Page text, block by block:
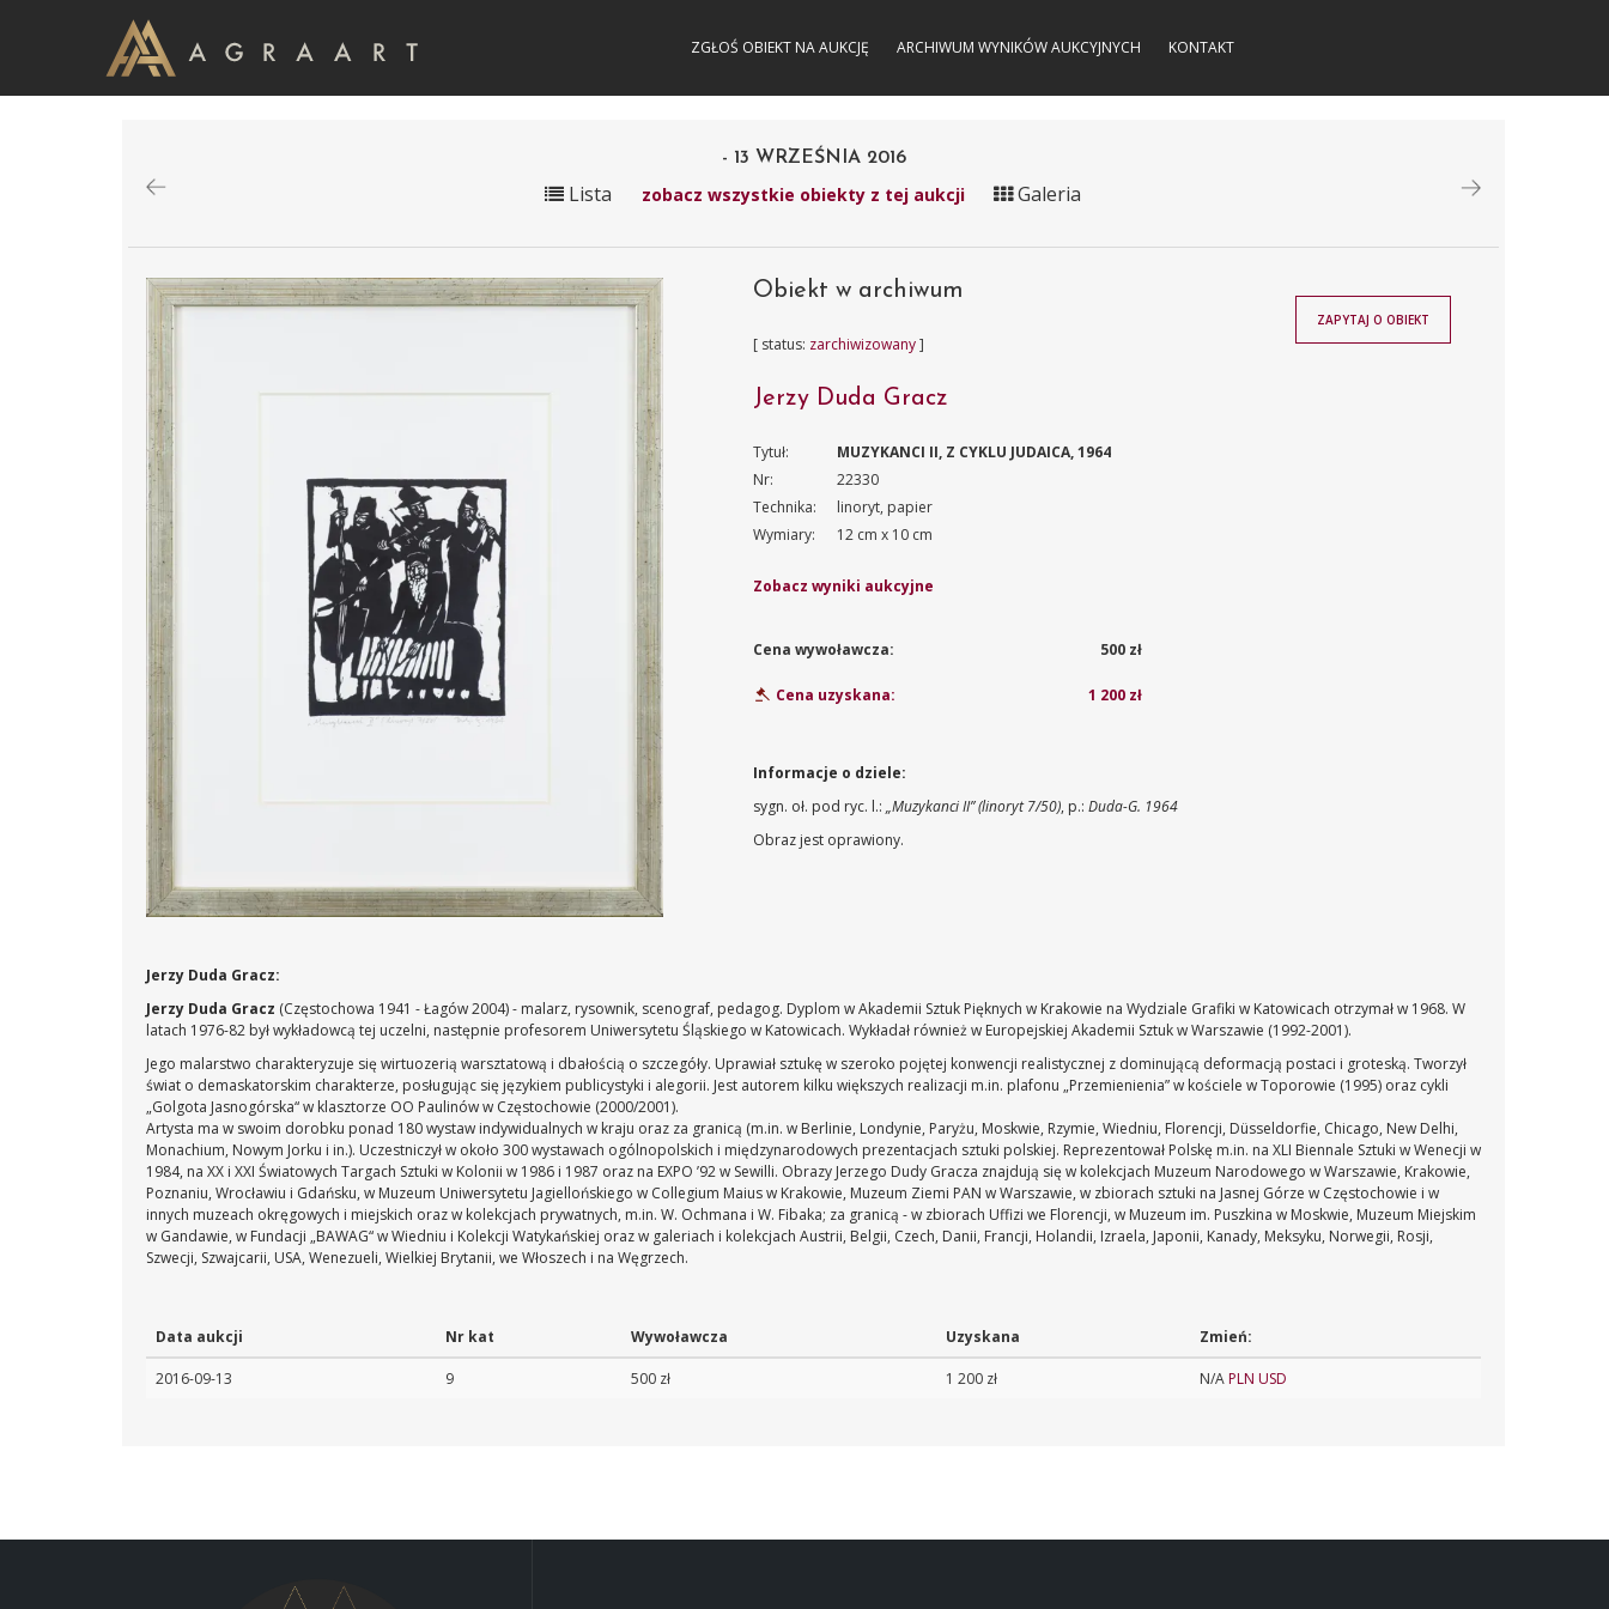
ZGŁOŚ OBIEKT NA AUKCJĘ ARCHIWUM WYNIKÓW AUKCYJNYCH KONTAKT
- 13 WRZEŚNIA 2016
Lista zobacz wszystkie obiekty z tej aukcji Galeria
Obiekt w archiwum
[ status: zarchiwizowany]
Jerzy Duda Gracz
Tytuł:
MUZYKANCI II, Z CYKLU JUDAICA, 1964
Nr:
22330
Technika:
linoryt, papier
Wymiary:
12 cm x 10 cm
Zobacz wyniki aukcyjne
Cena wywoławcza: 500 zł
Cena uzyskana: 1 200 zł
ZAPYTAJ O OBIEKT
Informacje o dziele:
sygn. oł. pod ryc. l.: „Muzykanci II” (linoryt 7/50), p.:Duda-G. 1964
Obraz jest oprawiony.
Jerzy Duda Gracz:
Jerzy Duda Gracz (Częstochowa 1941 - Łagów 2004) - malarz, rysownik, scenograf, pedagog. Dyplom w Akademii Sztuk Pięknych w Krakowie na Wydziale Grafiki w Katowicach otrzymał w 1968. W
latach 1976-82 był wykładowcą tej uczelni, następnie profesorem Uniwersytetu Śląskiego w Katowicach. Wykładał również w Europejskiej Akademii Sztuk w Warszawie (1992-2001).
Jego malarstwo charakteryzuje się wirtuozerią warsztatową i dbałością o szczegóły. Uprawiał sztukę w szeroko pojętej konwencji realistycznej z dominującą deformacją postaci i groteską. Tworzył
świat o demaskatorskim charakterze, posługując się językiem publicystyki i alegorii. Jest autorem kilku większych realizacji m.in. plafonu „Przemienienia” w kościele w Toporowie (1995) oraz cykli
„Golgota Jasnogórska“ w klasztorze OO Paulinów w Częstochowie (2000/2001).
Artysta ma w swoim dorobku ponad 180 wystaw indywidualnych w kraju oraz za granicą (m.in. w Berlinie, Londynie, Paryżu, Moskwie, Rzymie, Wiedniu, Florencji, Düsseldorfie, Chicago, New Delhi,
Monachium, Nowym Jorku i in.). Uczestniczył w około 300 wystawach ogólnopolskich i międzynarodowych prezentacjach sztuki polskiej. Reprezentował Polskę m.in. na XLI Biennale Sztuki w Wenecji w
1984, na XX i XXI Światowych Targach Sztuki w Kolonii w 1986 i 1987 oraz na EXPO ’92 w Sewilli. Obrazy Jerzego Dudy Gracza znajdują się w kolekcjach Muzeum Narodowego w Warszawie, Krakowie,
Poznaniu, Wrocławiu i Gdańsku, w Muzeum Uniwersytetu Jagiellońskiego w Collegium Maius w Krakowie, Muzeum Ziemi PAN w Warszawie, w zbiorach sztuki na Jasnej Górze w Częstochowie i w
innych muzeach okręgowych i miejskich oraz w kolekcjach prywatnych, m.in. W. Ochmana i W. Fibaka; za granicą - w zbiorach Uffizi we Florencji, w Muzeum im. Puszkina w Moskwie, Muzeum Miejskim
w Gandawie, w Fundacji „BAWAG“ w Wiedniu i Kolekcji Watykańskiej oraz w galeriach i kolekcjach Austrii, Belgii, Czech, Danii, Francji, Holandii, Izraela, Japonii, Kanady, Meksyku, Norwegii, Rosji,
Szwecji, Szwajcarii, USA, Wenezueli, Wielkiej Brytanii, we Włoszech i na Węgrzech.
Data aukcji Nr kat Wywoławcza Uzyskana Zmień:
2016-09-13 9 500 zł 1 200 zł N/APLN USD